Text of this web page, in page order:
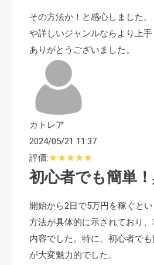
その方法か！と感心しました
や詳しいジャンルならより上
ありがとうございました。
カトレア
2024/05/21 11:37
評価:
初心者でも簡単！
開始から2日で5万円を稼ぐと
方法が具体的に示されており
内容でした。特に、初心者で
が大変魅力的でした。